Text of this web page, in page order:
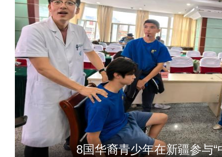
【与你为邻】西班牙机械师
8国华裔青少年在新疆参与“